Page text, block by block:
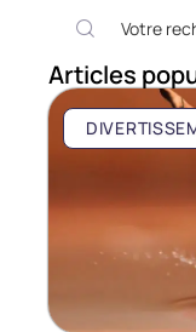
Articles